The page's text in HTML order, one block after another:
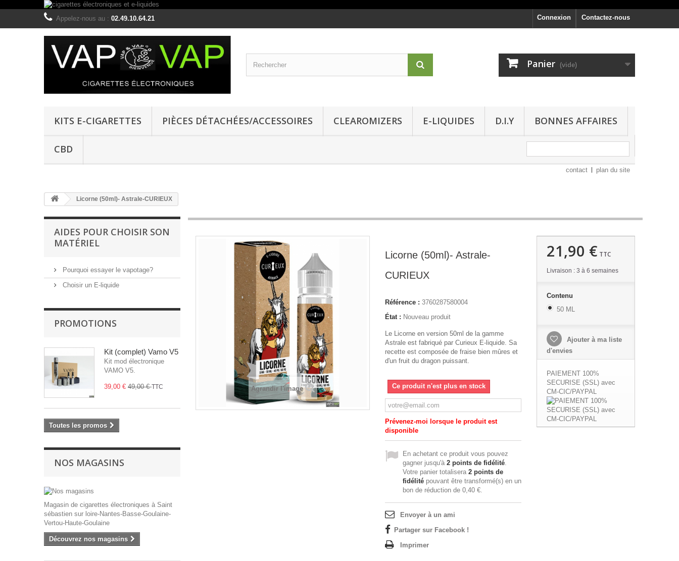
Contactez-nous
Appelez-nous au : 02.49.10.64.21 Connexion
Panier (vide)
KITS E-CIGARETTES PIÈCES DÉTACHÉES/ACCESSOIRES CLEAROMIZERS E-LIQUIDES D.I.Y BONNES AFFAIRES
CBD
contact plan du site
Licorne (50ml)- Astrale-CURIEUX
AIDES POUR CHOISIR SON
MATÉRIEL
Pourquoi essayer le vapotage?
Choisir un E-liquide
PROMOTIONS
Kit (complet) Vamo V5
Kit mod électronique
VAMO V5.
39,00 € 49,00 €TTC
Toutes les promos
NOS MAGASINS
Magasin de cigarettes électroniques à Saint
sébastien sur loire-Nantes-Basse-Goulaine-
Vertou-Haute-Goulaine
Découvrez nos magasins
Agrandir l'image
Licorne (50ml)- Astrale-
CURIEUX
Référence : 3760287580004
État : Nouveau produit
Le Licorne en version 50ml de la gamme
Astrale est fabriqué par Curieux E-liquide. Sa
recette est composée de fraise bien mûres et
d'un fruit du dragon puissant.
Ce produit n'est plus en stock
Prévenez-moi lorsque le produit est
disponible
En achetant ce produit vous pouvez
gagner jusqu'à 2 points de fidélité.
Votre panier totalisera 2 points de
fidélité pouvant être transformé(s) en un
bon de réduction de 0,40 €.
Envoyer à un ami
Partager sur Facebook !
Imprimer
21,90 € TTC
Livraison : 3 à 6 semaines
Contenu
50 ML
Ajouter à ma liste
d'envies
PAIEMENT 100%
SECURISE (SSL) avec
CM-CIC/PAYPAL